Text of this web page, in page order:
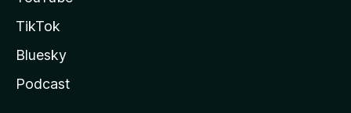
TikTok
Bluesky
Podcast